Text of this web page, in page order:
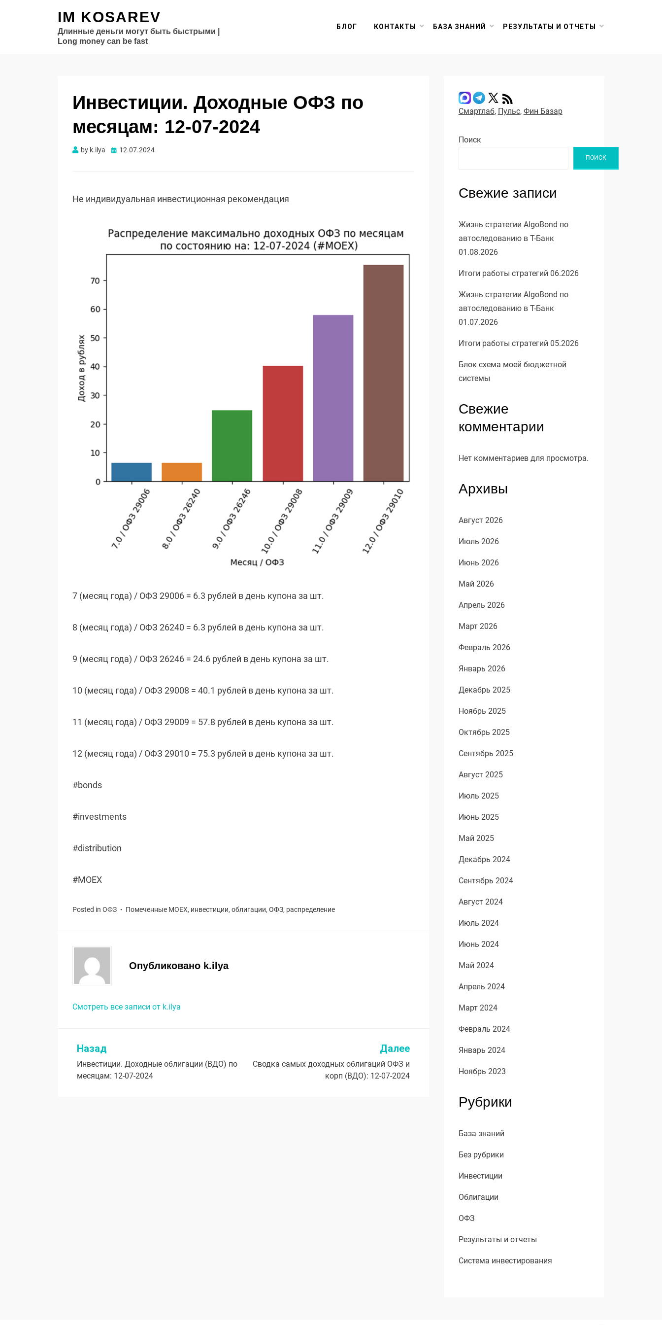
IM KOSAREV
Длинные деньги могут быть быстрыми |
Long money can be fast
БЛОГ КОНТАКТЫ БАЗА ЗНАНИЙ РЕЗУЛЬТАТЫ И ОТЧЕТЫ
Инвестиции. Доходные ОФЗ по
месяцам: 12-07-2024
by k.ilya Опубликовано
12.07.2024
Не индивидуальная инвестиционная рекомендация
7 (месяц года) / ОФЗ 29006 = 6.3 рублей в день купона за шт.
8 (месяц года) / ОФЗ 26240 = 6.3 рублей в день купона за шт.
9 (месяц года) / ОФЗ 26246 = 24.6 рублей в день купона за шт.
10 (месяц года) / ОФЗ 29008 = 40.1 рублей в день купона за шт.
11 (месяц года) / ОФЗ 29009 = 57.8 рублей в день купона за шт.
12 (месяц года) / ОФЗ 29010 = 75.3 рублей в день купона за шт.
#bonds
#investments
#distribution
#MOEX
Posted in ОФЗ Помеченные MOEX, инвестиции, облигации, ОФЗ, распределение
Опубликовано k.ilya
Смотреть все записи от k.ilya
Навигация
по
Назад
Инвестиции. Доходные облигации (ВДО) по
месяцам: 12-07-2024
Далее
Сводка самых доходных облигаций ОФЗ и
корп (ВДО): 12-07-2024
Смартлаб, Пульс, Фин Базар
Поиск
ПОИСК
Свежие записи
Жизнь стратегии AlgoBond по
автоследованию в Т-Банк
01.08.2026
Итоги работы стратегий 06.2026
Жизнь стратегии AlgoBond по
автоследованию в Т-Банк
01.07.2026
Итоги работы стратегий 05.2026
Блок схема моей бюджетной
системы
Свежие
комментарии
Нет комментариев для просмотра.
Архивы
Август 2026
Июль 2026
Июнь 2026
Май 2026
Апрель 2026
Март 2026
Февраль 2026
Январь 2026
Декабрь 2025
Ноябрь 2025
Октябрь 2025
Сентябрь 2025
Август 2025
Июль 2025
Июнь 2025
Май 2025
Декабрь 2024
Сентябрь 2024
Август 2024
Июль 2024
Июнь 2024
Май 2024
Апрель 2024
Март 2024
Февраль 2024
Январь 2024
Ноябрь 2023
Рубрики
База знаний
Без рубрики
Инвестиции
Облигации
ОФЗ
Результаты и отчеты
Система инвестирования